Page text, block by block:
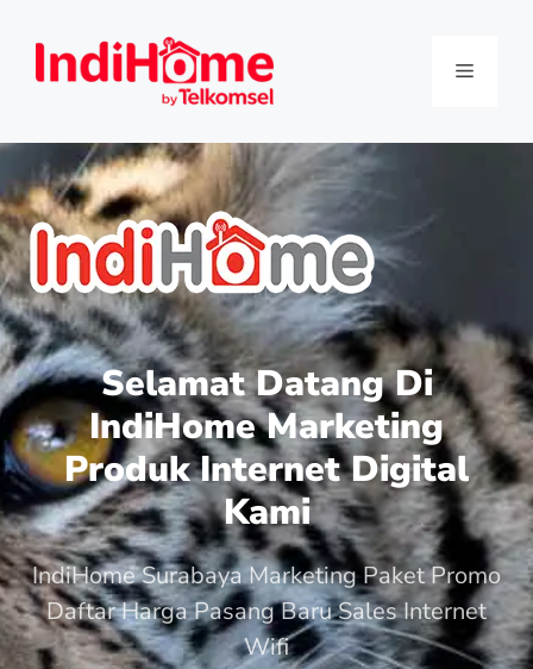
Selamat Datang Di
IndiHome Marketing
Produk Internet Digital
Kami
IndiHome Surabaya Marketing Paket Promo
Daftar Harga Pasang Baru Sales Internet
Wifi